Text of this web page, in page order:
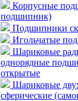
Корпусные
подшипник)
Подшипники
Игольчатые
Шариковые
однорядные
открытые
Шариковые
сферические